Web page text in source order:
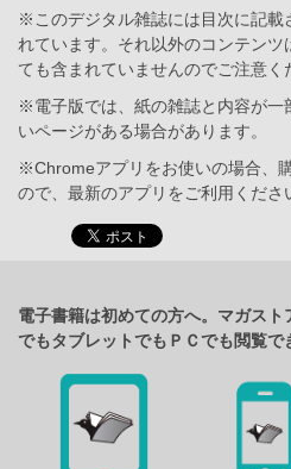
※このデジタル雑誌には目次に記載
れています。それ以外のコンテン
ても含まれていませんのでご注意く
※電子版では、紙の雑誌と内容が一
いページがある場合があります。
※Chromeアプリをお使いの場合、
ので、最新のアプリをご利用くださ
電子書籍は初めての方へ。マガス
でもタブレットでもＰＣでも閲覧で